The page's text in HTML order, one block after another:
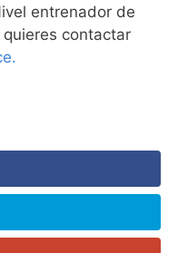
entrenador de
quieres contactar